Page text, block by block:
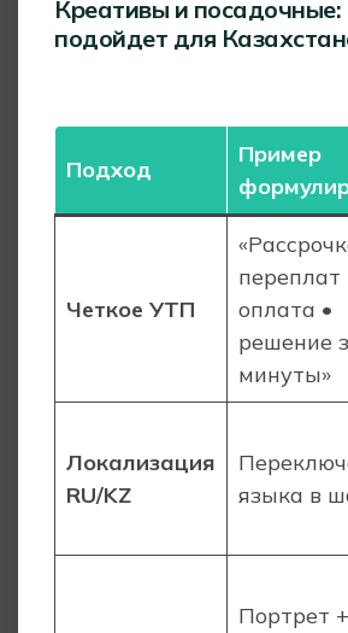
Креативы и посадочные:
подойдет для
Подход
Пример
Четкое УТП
переплат
оплата •
решение
минуты»
Локализация
RU/KZ
языка в
Портрет +